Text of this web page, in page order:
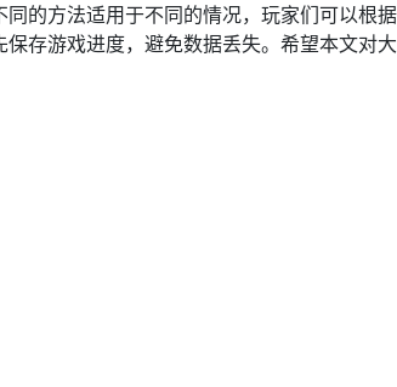
的方法适用于不同的情况，玩家们可以根
存游戏进度，避免数据丢失。希望本文对